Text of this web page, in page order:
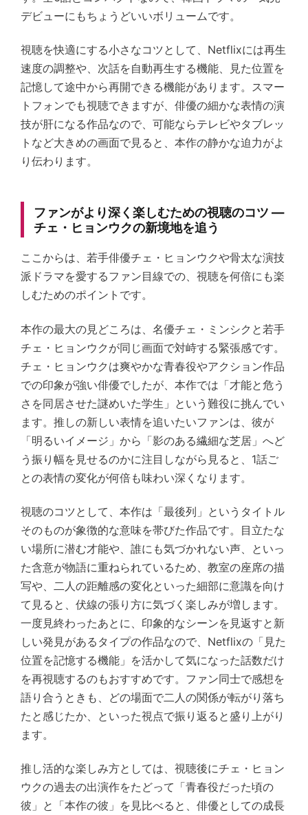
デビューにもちょうどいいボリュームです。
視聴を快適にする小さなコツとして、Netflixには再生
速度の調整や、次話を自動再生する機能、見た位置を
記憶して途中から再開できる機能があります。スマー
トフォンでも視聴できますが、俳優の細かな表情の演
技が肝になる作品なので、可能ならテレビやタブレッ
トなど大きめの画面で見ると、本作の静かな迫力がよ
り伝わります。
ファンがより深く楽しむための視聴のコツ —
チェ・ヒョンウクの新境地を追う
ここからは、若手俳優チェ・ヒョンウクや骨太な演技
派ドラマを愛するファン目線での、視聴を何倍にも楽
しむためのポイントです。
本作の最大の見どころは、名優チェ・ミンシクと若手
チェ・ヒョンウクが同じ画面で対峙する緊張感です。
チェ・ヒョンウクは爽やかな青春役やアクション作品
での印象が強い俳優でしたが、本作では「才能と危う
さを同居させた謎めいた学生」という難役に挑んでい
ます。推しの新しい表情を追いたいファンは、彼が
「明るいイメージ」から「影のある繊細な芝居」へど
う振り幅を見せるのかに注目しながら見ると、1話ご
との表情の変化が何倍も味わい深くなります。
視聴のコツとして、本作は「最後列」というタイトル
そのものが象徴的な意味を帯びた作品です。目立たな
い場所に潜む才能や、誰にも気づかれない声、といっ
た含意が物語に重ねられているため、教室の座席の描
写や、二人の距離感の変化といった細部に意識を向け
て見ると、伏線の張り方に気づく楽しみが増します。
一度見終わったあとに、印象的なシーンを見返すと新
しい発見があるタイプの作品なので、Netflixの「見た
位置を記憶する機能」を活かして気になった話数だけ
を再視聴するのもおすすめです。ファン同士で感想を
語り合うときも、どの場面で二人の関係が転がり落ち
たと感じたか、といった視点で振り返ると盛り上がり
ます。
推し活的な楽しみ方としては、視聴後にチェ・ヒョン
ウクの過去の出演作をたどって「青春役だった頃の
彼」と「本作の彼」を見比べると、俳優としての成長